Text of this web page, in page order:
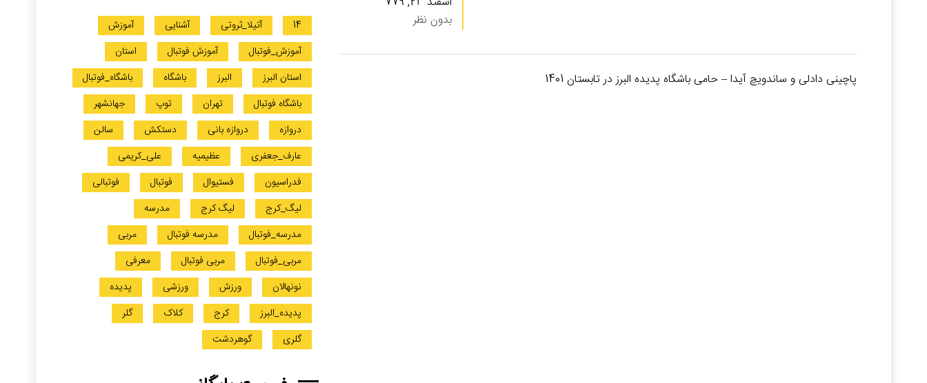
بدون نظر
پاچینی دادلی و ساندویچ آیدا – حامی باشگاه پدیده البرز در تابستان 1401
14 آتیلا_ثروتی آشنایی
آموزش
آموزش_فوتبال
آموزش فوتبال
استان
استان البرز
البرز باشگاه
باشگاه_فوتبال
باشگاه فوتبال
تهران توپ
جهانشهر
دروازه
دروازه بانی دستکش
سالن
عارف_جعفری
عظیمیه
علی_کریمی
فدراسیون
فستیوال فوتبال
فوتبالی
لیگ_کرج
لیگ کرج
مدرسه
مدرسه_فوتبال
مدرسه فوتبال
مربی
مربی_فوتبال
مربی فوتبال
معرفی
نونهالان
ورزش ورزشی
پدیده
پدیده_البرز
کرج کلاک
گلر
گلری
گوهردشت